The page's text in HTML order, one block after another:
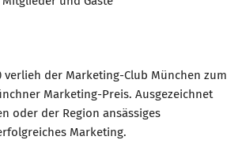
verlieh der Marketing-Club München zum
Marketing-Preis. Ausgezeichnet
oder der Region ansässiges
Marketing.